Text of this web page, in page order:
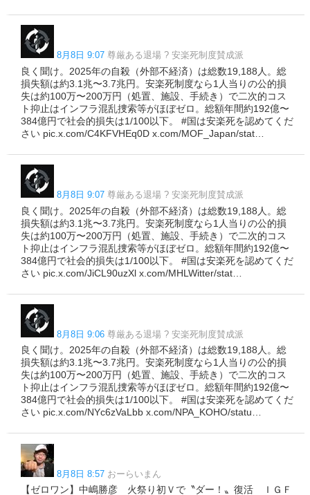
8月8日 9:07 尊厳ある退場 ? 安楽死制度賛成派
良く聞け。2025年の自殺（外部不経済）は総数19,188人。総
損失額は約3.1兆〜3.7兆円。安楽死制度なら1人当りの公的損
失は約100万〜200万円（処置、施設、手続き）で二次的コス
ト抑止はインフラ混乱捜索等がほぼゼロ。総額年間約192億〜
384億円で社会的損失は1/100以下。 #国は安楽死を認めてくだ
さい pic.x.com/C4KFVHEq0D x.com/MOF_Japan/stat…
8月8日 9:07 尊厳ある退場 ? 安楽死制度賛成派
良く聞け。2025年の自殺（外部不経済）は総数19,188人。総
損失額は約3.1兆〜3.7兆円。安楽死制度なら1人当りの公的損
失は約100万〜200万円（処置、施設、手続き）で二次的コス
ト抑止はインフラ混乱捜索等がほぼゼロ。総額年間約192億〜
384億円で社会的損失は1/100以下。 #国は安楽死を認めてくだ
さい pic.x.com/JiCL90uzXl x.com/MHLWitter/stat…
8月8日 9:06 尊厳ある退場 ? 安楽死制度賛成派
良く聞け。2025年の自殺（外部不経済）は総数19,188人。総
損失額は約3.1兆〜3.7兆円。安楽死制度なら1人当りの公的損
失は約100万〜200万円（処置、施設、手続き）で二次的コス
ト抑止はインフラ混乱捜索等がほぼゼロ。総額年間約192億〜
384億円で社会的損失は1/100以下。 #国は安楽死を認めてくだ
さい pic.x.com/NYc6zVaLbb x.com/NPA_KOHO/statu…
8月8日 8:57 おーらいまん
【ゼロワン】中嶋勝彦 火祭り初Ｖで〝ダー！〟復活 ＩＧＦ